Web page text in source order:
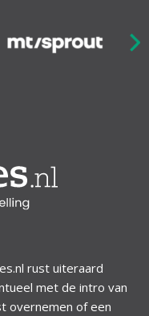
rust uiteraard
met de intro van
overnemen of een